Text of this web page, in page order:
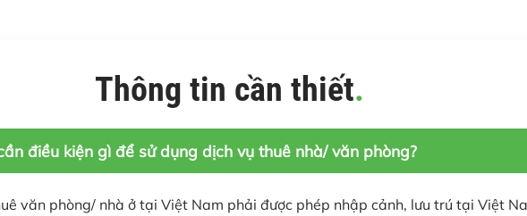
Thông tin cần thiết.
điều kiện gì để sử dụng dịch vụ thuê nhà/ văn phòng?
văn phòng/ nhà ở tại Việt Nam phải được phép nhập cảnh, lưu trú tại Việt